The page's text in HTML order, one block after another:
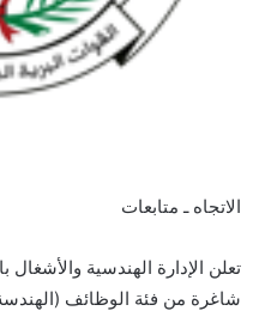
الاتجاه ـ متابعات
شاغرة من فئة الوظائف